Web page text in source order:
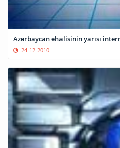
Azərbaycan əhalisinin yarısı
24-12-2010